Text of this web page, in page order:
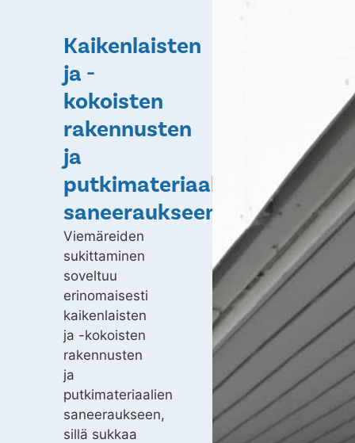
Kaikenlaisten
ja -
kokoisten
rakennusten
ja
putkimateriaalien
saneeraukseen
Viemäreiden
sukittaminen
soveltuu
erinomaisesti
kaikenlaisten
ja -kokoisten
rakennusten
ja
putkimateriaalien
saneeraukseen,
sillä sukkaa